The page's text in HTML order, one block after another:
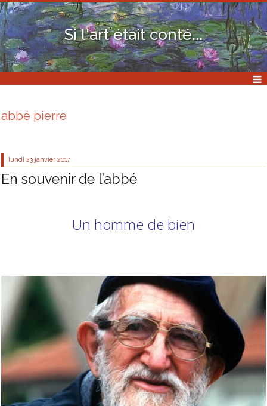
Si l'art était conté...
abbé pierre
lundi 23 janvier 2017
En souvenir de l’abbé
Un homme de bien